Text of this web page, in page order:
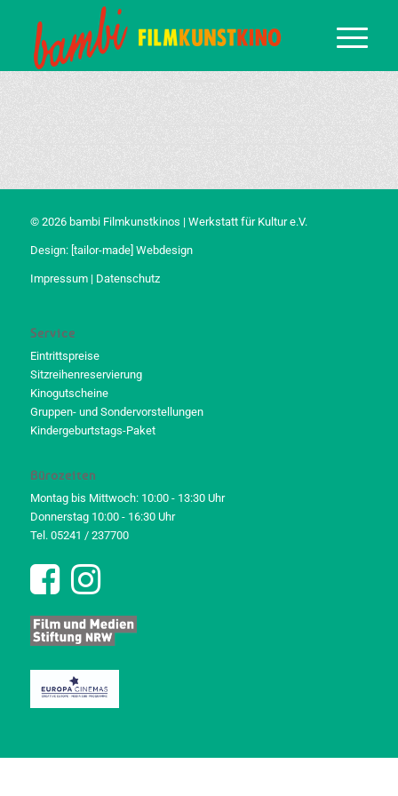
© 2026 bambi Filmkunstkinos | Werkstatt für Kultur e.V.
Design: [tailor-made] Webdesign
Impressum| Datenschutz
Service
Eintrittspreise
Sitzreihenreservierung
Kinogutscheine
Gruppen- und Sondervorstellungen
Kindergeburtstags-Paket
Bürozeiten
Montag bis Mittwoch: 10:00 - 13:30 Uhr
Donnerstag 10:00 - 16:30 Uhr
Tel. 05241 / 237700